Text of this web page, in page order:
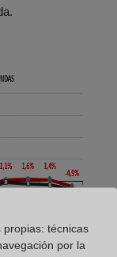
propias: técnicas
por la